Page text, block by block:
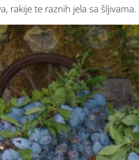
rakije te raznih jela sa šljivama.